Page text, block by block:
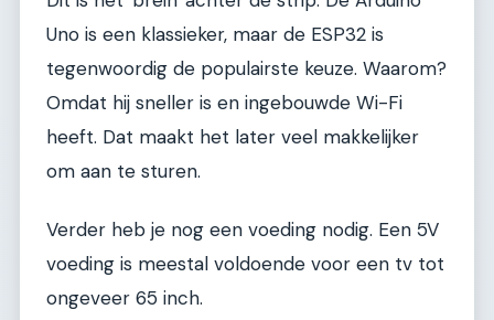
Uno is een klassieker, maar de ESP32 is
tegenwoordig de populairste keuze. Waarom?
Omdat hij sneller is en ingebouwde Wi-Fi
heeft. Dat maakt het later veel makkelijker
om aan te sturen.
Verder heb je nog een voeding nodig. Een 5V
voeding is meestal voldoende voor een tv tot
ongeveer 65 inch.